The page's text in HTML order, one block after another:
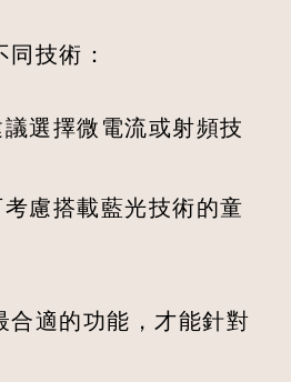
技術：
選擇微電流或射頻技
慮搭載藍光技術的童
合適的功能，才能針對